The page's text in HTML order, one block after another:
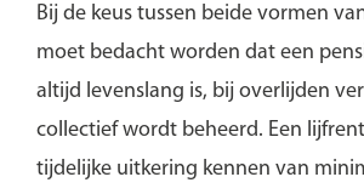
Bij de keus tussen beide vormen
moet bedacht worden dat een
altijd levenslang is, bij overlijden
collectief wordt beheerd. Een
tijdelijke uitkering kennen van